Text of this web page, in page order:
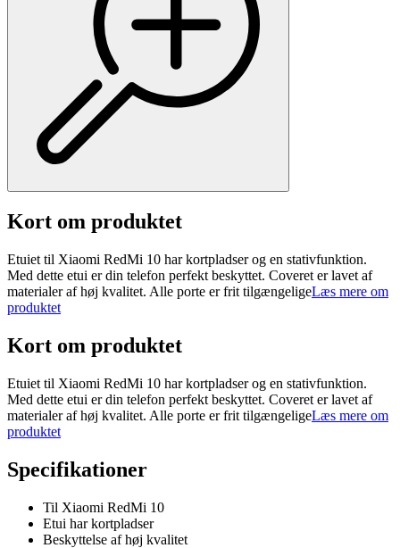
Kort om produktet
Etuiet til Xiaomi RedMi 10 har kortpladser og en stativfunktion.
Med dette etui er din telefon perfekt beskyttet. Coveret er lavet af
materialer af høj kvalitet. Alle porte er frit tilgængeligeLæs mere om
produktet
Kort om produktet
Etuiet til Xiaomi RedMi 10 har kortpladser og en stativfunktion.
Med dette etui er din telefon perfekt beskyttet. Coveret er lavet af
materialer af høj kvalitet. Alle porte er frit tilgængeligeLæs mere om
produktet
Specifikationer
Til Xiaomi RedMi 10
Etui har kortpladser
Beskyttelse af høj kvalitet